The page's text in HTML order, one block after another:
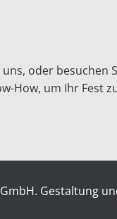
uns, oder
How, um Ihr Fest
Gestaltung